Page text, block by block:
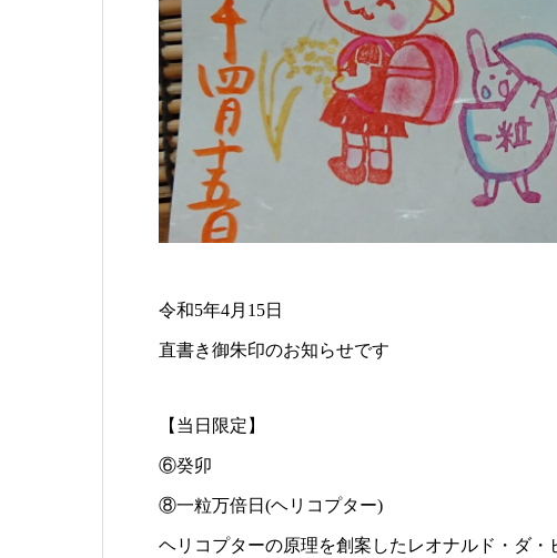
令和5年4月15日
直書き御朱印のお知らせです
【当日限定】
⑥癸卯
⑧一粒万倍日(ヘリコプター)
ヘリコプターの原理を創案したレオナルド・ダ・